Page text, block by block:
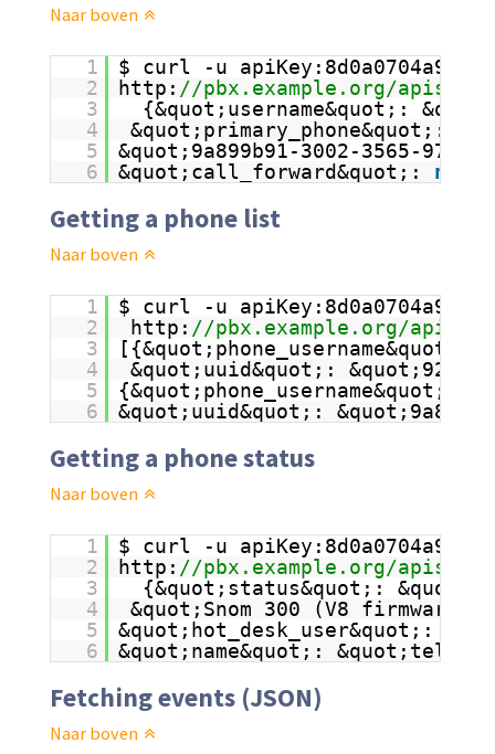
Naar boven
1
$ curl -u
2
http: //pbx.example.org/apis/pbx/
3
{&quot;username&quot;:
4
&quot;primary_phone&quot;:
5
&quot;9a899b91-3002-3565-
6
&quot;call_forward&quot;: null
Getting a phone list
Naar boven
1
$ curl -u
2
http: //pbx.example.org/apis/
3
4
&quot;uuid&quot;:
5
{&quot;phone_username&quot;:
6
&quot;uuid&quot;:
Getting a phone status
Naar boven
1
$ curl -u
2
http: //pbx.example.org/apis/
3
{&quot;status&quot;:
4
&quot;Snom 300 (V8
5
&quot;hot_desk_user&quot;:
6
&quot;name&quot;:
Fetching events (JSON)
Naar boven